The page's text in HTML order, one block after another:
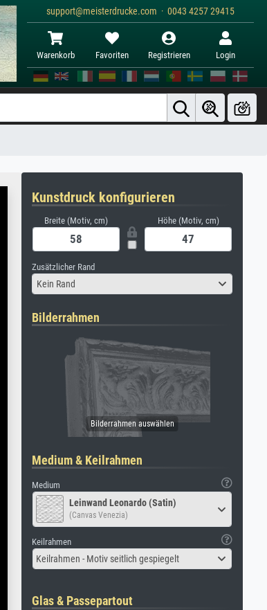
support@meisterdrucke.com · 0043 4257 29415
Warenkorb Favoriten Registrieren Login
Kunstdruck konfigurieren
Breite (Motiv, cm) Höhe (Motiv, cm)
Zusätzlicher Rand
Kein Rand
Bilderrahmen
Medium & Keilrahmen
Medium
Leinwand Leonardo (Satin)
(Canvas Venezia)
Keilrahmen
Keilrahmen - Motiv seitlich gespiegelt
Glas & Passepartout